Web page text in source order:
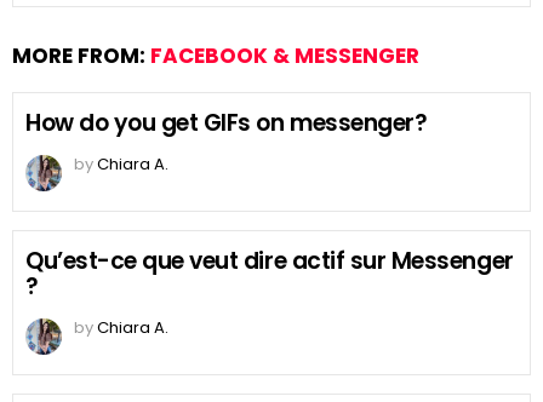
MORE FROM: FACEBOOK & MESSENGER
How do you get GIFs on messenger?
byChiara A.
Qu’est-ce que veut dire actif sur Messenger
?
byChiara A.